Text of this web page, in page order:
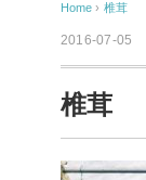
Home › 椎茸
2016-07-05
椎茸